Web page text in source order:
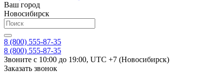
Ваш город
Новосибирск
8 (800) 555-87-35
8 (800) 555-87-35
Звоните с 10:00 до 19:00, UTC +7 (Новосибирск)
Заказать звонок